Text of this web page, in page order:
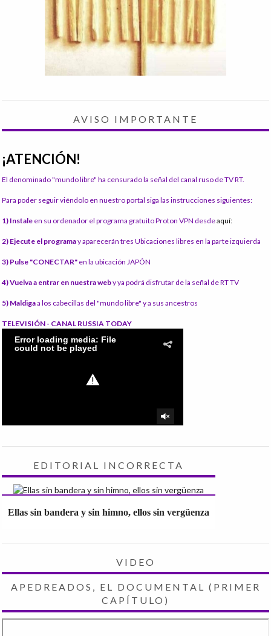
AVISO IMPORTANTE
¡ATENCIÓN!
El denominado "mundo libre" ha censurado la señal del canal ruso de TV RT.
Para poder seguir viéndolo en nuestro portal siga las instrucciones siguientes:
1) Instale en su ordenador el programa gratuito Proton VPN desdeaquí:
2) Ejecute el programay aparecerán tres Ubicaciones libres en la parte izquierda
3) Pulse "CONECTAR" en la ubicación JAPÓN
4) Vuelva a entrar en nuestra weby ya podrá disfrutar de la señal de RT TV
5) Maldigaa los cabecillas del "mundo libre" y a sus ancestros
TELEVISIÓN - CANAL RUSSIA TODAY
EDITORIAL INCORRECTA
Ellas sin bandera y sin himno, ellos sin vergüenza
VIDEO
APEDREADOS, EL DOCUMENTAL (PRIMER
CAPÍTULO)